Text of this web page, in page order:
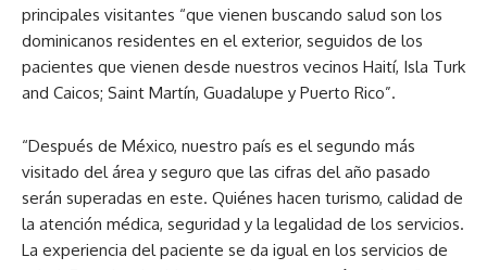
principales visitantes “que vienen buscando salud son los
dominicanos residentes en el exterior, seguidos de los
pacientes que vienen desde nuestros vecinos Haití, Isla Turk
and Caicos; Saint Martín, Guadalupe y Puerto Rico”.
“Después de México, nuestro país es el segundo más
visitado del área y seguro que las cifras del año pasado
serán superadas en este. Quiénes hacen turismo, calidad de
la atención médica, seguridad y la legalidad de los servicios.
La experiencia del paciente se da igual en los servicios de